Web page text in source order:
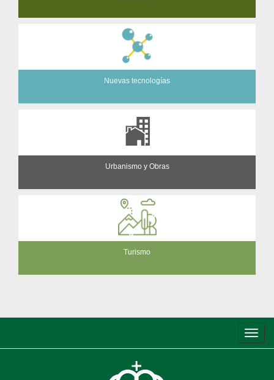
Nuevas tecnologías
Urbanismo y Obras
Turismo
de